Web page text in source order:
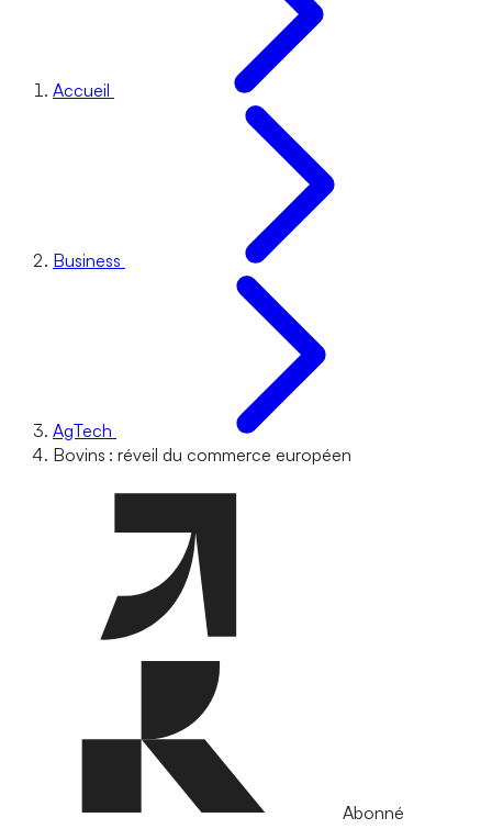
Accueil
Business
AgTech
Bovins : réveil du commerce européen
Abonné